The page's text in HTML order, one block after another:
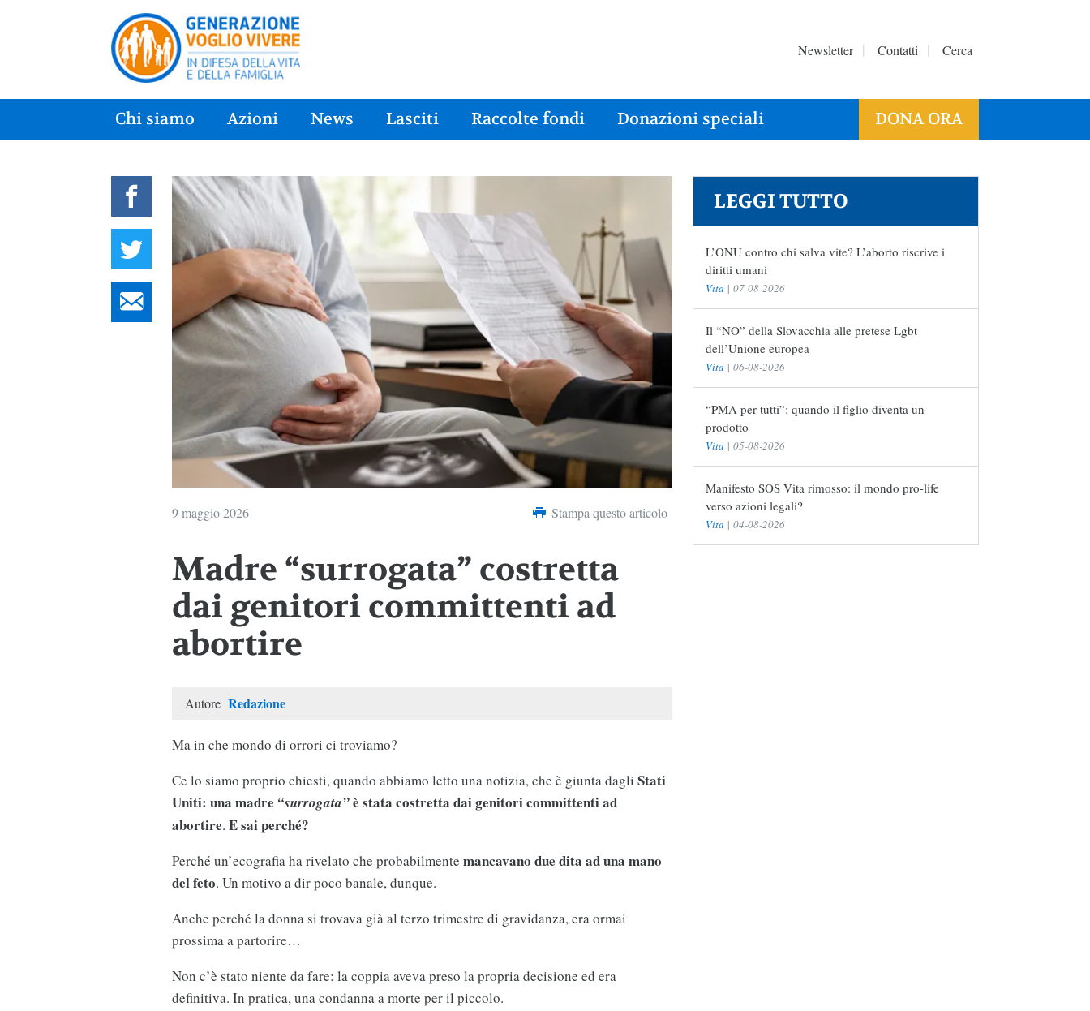
Newsletter Contatti Cerca
Chi siamo Azioni News Lasciti Raccolte fondi Donazioni speciali DONA ORA
9 maggio 2026 Stampa questo articolo
Madre “surrogata” costretta
dai genitori committenti ad
abortire
Autore Redazione
Ma in che mondo di orrori ci troviamo?
Ce lo siamo proprio chiesti, quando abbiamo letto una notizia, che è giunta dagli Stati
Uniti: una madre “surrogata”è stata costretta dai genitori committenti ad
abortire. E sai perché?
Perché un’ecografia ha rivelato che probabilmente mancavano due dita ad una mano
del feto. Un motivo a dir poco banale, dunque.
Anche perché la donna si trovava già al terzo trimestre di gravidanza, era ormai
prossima a partorire…
Non c’è stato niente da fare: la coppia aveva preso la propria decisione ed era
definitiva. In pratica, una condanna a morte per il piccolo.
LEGGI TUTTO
L’ONU contro chi salva vite? L’aborto riscrive i
diritti umani
Vita | 07-08-2026
Il “NO” della Slovacchia alle pretese Lgbt
dell’Unione europea
Vita | 06-08-2026
“PMA per tutti”: quando il figlio diventa un
prodotto
Vita | 05-08-2026
Manifesto SOS Vita rimosso: il mondo pro-life
verso azioni legali?
Vita | 04-08-2026